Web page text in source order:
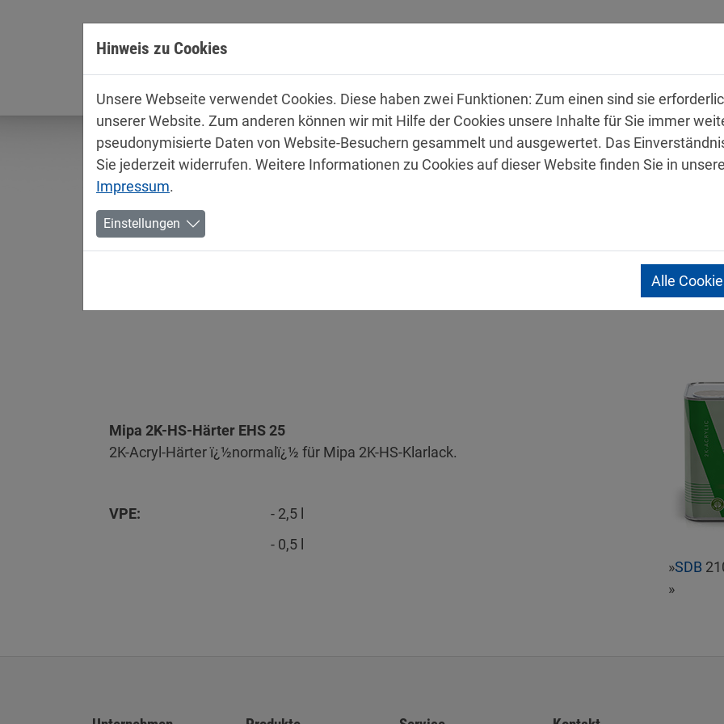
Unternehmen Produkte Service Karriere
Produktinformationen / Sicherheitsdatenblätter
Mipa 2K-HS-Härter EHS 25
2K-Acryl-Härter ï¿½normalï¿½ für Mipa 2K-HS-Klarlack.
VPE:
- 2,5 l
- 0,5 l
»SDB
»
Hinweis zu Cookies
Unsere Webseite verwendet Cookies. Diese haben zwei Funktionen: Zum einen sind sie
unserer Website. Zum anderen können wir mit Hilfe der Cookies unsere Inhalte für Sie immer
pseudonymisierte Daten von Website-Besuchern gesammelt und ausgewertet. Das
Sie jederzeit widerrufen. Weitere Informationen zu Cookies auf dieser Website finden Sie in
Impressum.
Einstellungen
Alle